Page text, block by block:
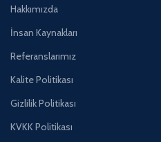
Hakkımızda
İnsan Kaynakları
Referanslarımız
Kalite Politikası
Gizlilik Politikası
KVKK Politikası